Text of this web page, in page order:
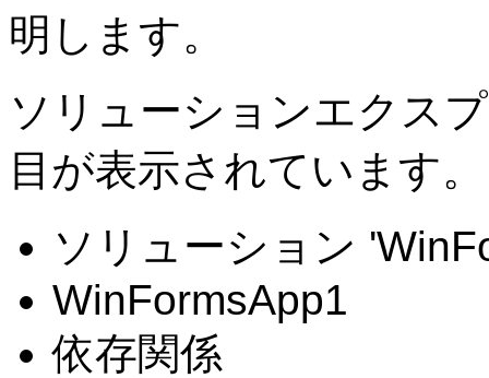
明します。
ソリューションエクス
目が表示されています。
ソリューション
WinFormsApp1
依存関係